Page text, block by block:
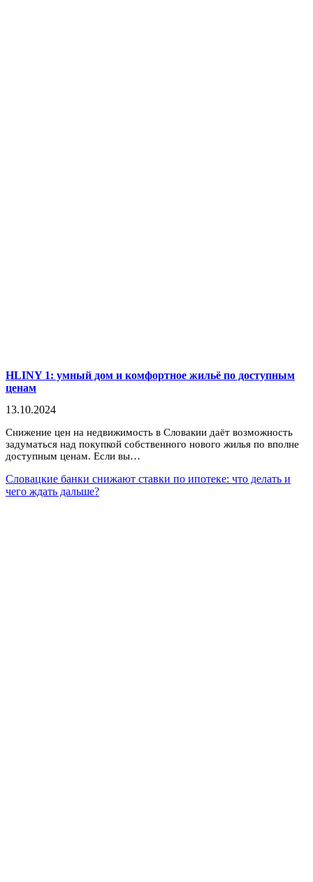
HLINY 1: умный дом и комфортное жильё по доступным
ценам
13.10.2024
Снижение цен на недвижимость в Словакии даёт возможность
задуматься над покупкой собственного нового жилья по вполне
доступным ценам. Если вы…
Словацкие банки снижают ставки по ипотеке: что делать и
чего ждать дальше?